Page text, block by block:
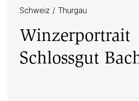
Schweiz / Thurgau
Winzerportrait
Schlossgut